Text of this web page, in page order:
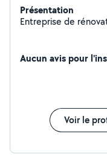
Présentation
Entreprise de
Aucun avis pour
Voir le